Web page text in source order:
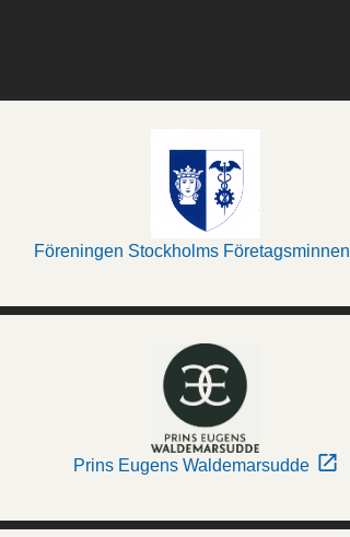
Föreningen Stockholms Företagsminnen
Prins Eugens Waldemarsudde